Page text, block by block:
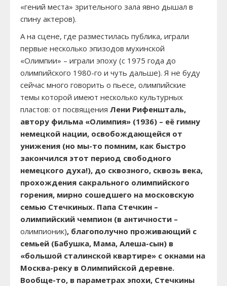
«гений места» зрительного зала явно дышал в
спину актеров).
А на сцене, где разместилась публика, играли
первые несколько эпизодов мухинской
«Олимпии» – играли эпоху (с 1975 года до
олимпийского 1980-го и чуть дальше). Я не буду
сейчас много говорить о пьесе, олимпийские
темы которой имеют несколько культурных
пластов: от посвящения Лени Рифеншталь,
автору фильма «Олимпия» (1936) – её гимну
немецкой нации, освобождающейся от
унижения (но мы-то помним, как быстро
закончился этот период свободного
немецкого духа!), до сквозного, сквозь века,
прохождения сакрального олимпийского
горения, мирно сошедшего на московскую
семью Стечкиных. Папа Стечкин –
олимпийский чемпион (в античности –
олимпионик), благополучно проживающий с
семьей (Бабушка, Мама, Алеша-сын) в
«большой сталинской квартире» с окнами на
Москва-реку в Олимпийской деревне.
Вообще-то, в параметрах эпохи, Стечкины